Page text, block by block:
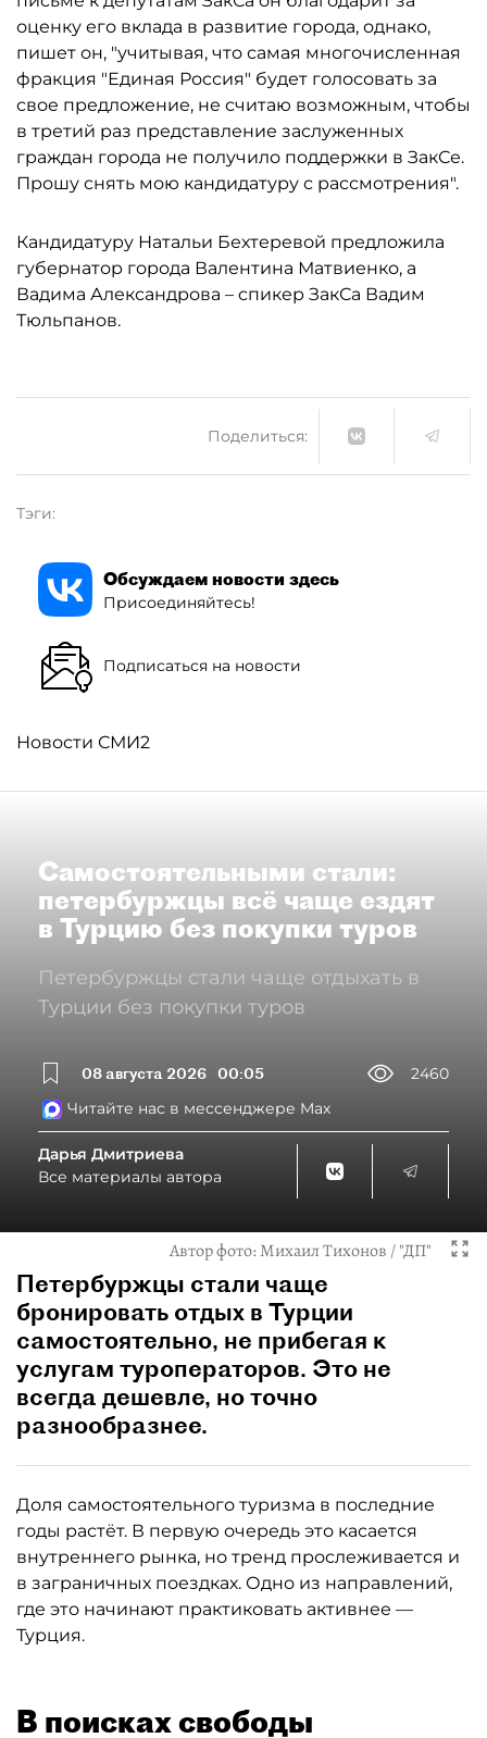
оценку его вклада в развитие города, однако,
пишет он, "учитывая, что самая многочисленная
фракция "Единая Россия" будет голосовать за
свое предложение, не считаю возможным, чтобы
в третий раз представление заслуженных
граждан города не получило поддержки в ЗакСе.
Прошу снять мою кандидатуру с рассмотрения".
Кандидатуру Натальи Бехтеревой предложила
губернатор города Валентина Матвиенко, а
Вадима Александрова – спикер ЗакСа Вадим
Тюльпанов.
Поделиться:
Тэги:
Обсуждаем новости здесь
Присоединяйтесь!
Подписаться на новости
Новости СМИ2
Самостоятельными стали:
петербуржцы всё чаще ездят
в Турцию без покупки туров
Петербуржцы стали чаще отдыхать в
Турции без покупки туров
08 августа 2026 00:05
2460
Читайте нас в мессенджере Max
Дарья Дмитриева
Все материалы автора
Автор фото:Михаил Тихонов / "ДП"
Петербуржцы стали чаще
бронировать отдых в Турции
самостоятельно, не прибегая к
услугам туроператоров. Это не
всегда дешевле, но точно
разнообразнее.
Доля самостоятельного туризма в последние
годы растёт. В первую очередь это касается
внутреннего рынка, но тренд прослеживается и
в заграничных поездках. Одно из направлений,
где это начинают практиковать активнее —
Турция.
В поисках свободы